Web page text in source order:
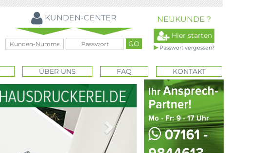
KUNDEN-CENTER NEUKUNDE ?
Hier starten
Passwort vergessen?
ÜBER UNS FAQ KONTAKT
Next